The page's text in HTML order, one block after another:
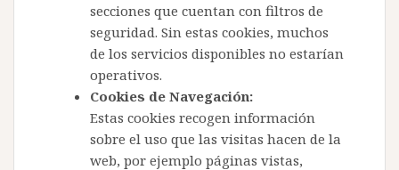
secciones que cuentan con filtros de
seguridad. Sin estas cookies, muchos
de los servicios disponibles no estarían
operativos.
Cookies de Navegación:
Estas cookies recogen información
sobre el uso que las visitas hacen de la
web, por ejemplo páginas vistas,